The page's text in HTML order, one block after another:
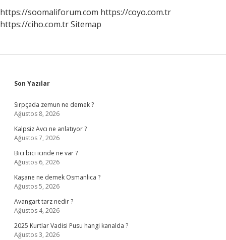
https://soomaliforum.com https://coyo.com.tr
https://ciho.com.trSitemap
Sidebar
Son Yazılar
Sırpçada zemun ne demek ?
Ağustos 8, 2026
Kalpsiz Avcı ne anlatıyor ?
Ağustos 7, 2026
Bici bici icinde ne var ?
Ağustos 6, 2026
Kaşane ne demek Osmanlıca ?
Ağustos 5, 2026
Avangart tarz nedir ?
Ağustos 4, 2026
2025 Kurtlar Vadisi Pusu hangi kanalda ?
Ağustos 3, 2026